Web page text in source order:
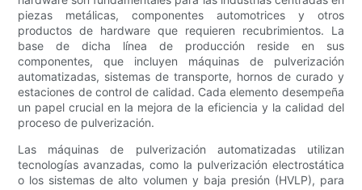
piezas metálicas, componentes automotrices y otros
productos de hardware que requieren recubrimientos. La
base de dicha línea de producción reside en sus
componentes, que incluyen máquinas de pulverización
automatizadas, sistemas de transporte, hornos de curado y
estaciones de control de calidad. Cada elemento desempeña
un papel crucial en la mejora de la eficiencia y la calidad del
proceso de pulverización.
Las máquinas de pulverización automatizadas utilizan
tecnologías avanzadas, como la pulverización electrostática
o los sistemas de alto volumen y baja presión (HVLP), para